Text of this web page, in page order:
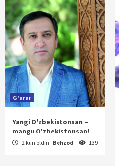
G'urur
Yangi O'zbekistonsan –
mangu O'zbekistonsan!
2 kun oldin Behzod 139